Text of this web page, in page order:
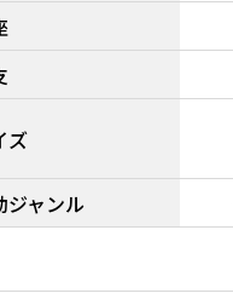
ズ
ジャンル